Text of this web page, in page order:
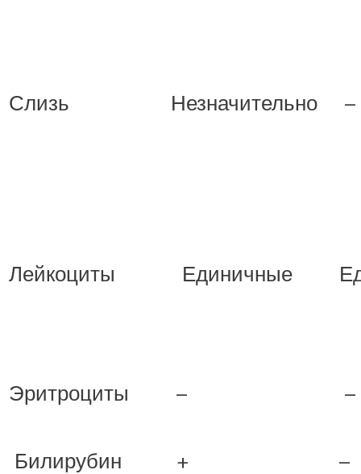
Слизь Незначительно –
Лейкоциты Единичные
Эритроциты – –
Билирубин + –